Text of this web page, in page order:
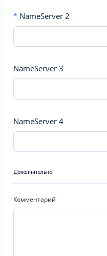
* NameServer 2
NameServer 3
NameServer 4
Дополнительно
Комментарий